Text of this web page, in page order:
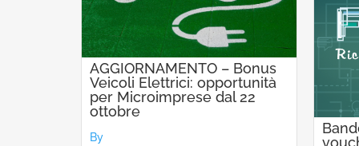
AGGIORNAMENTO – Bonus
Veicoli Elettrici: opportunità
per Microimprese dal 22
ottobre
By